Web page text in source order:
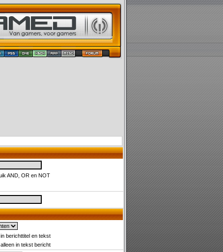
AND, OR en NOT
berichttitel en tekst
in tekst bericht